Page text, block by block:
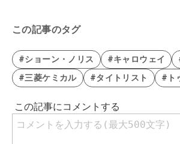
この記事のタグ
#ショーン・ノリス #キャロウェイ
#三菱ケミカル
#タイトリスト #ト